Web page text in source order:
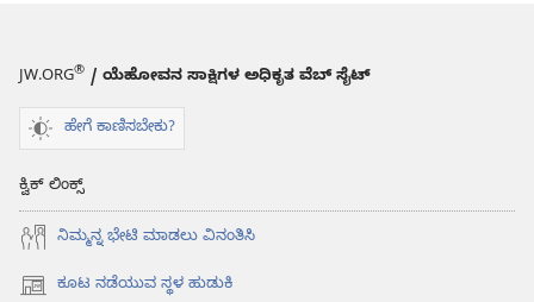
JW.ORG® / ಯೆಹೋವನ ಸಾಕ್ಷಿಗಳ ಅಧಿಕೃತ ವೆಬ್ ಸೈಟ್
ಹೇಗೆ ಕಾಣಿಸಬೇಕು?
ಕ್ವಿಕ್ ಲಿಂಕ್ಸ್
ನಿಮ್ಮನ್ನ ಭೇಟಿ ಮಾಡಲು ವಿನಂತಿಸಿ
ಕೂಟ ನಡೆಯುವ ಸ್ಥಳ ಹುಡುಕಿ
(opens